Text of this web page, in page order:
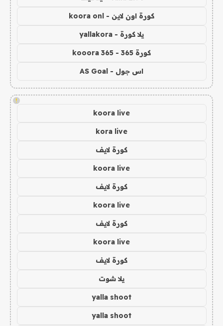
كورة اون لاين - koora onl
يلا كورة - yallakora
كورة 365 - kooora 365
اس جول - AS Goal
!
koora live
kora live
كورة لايف
koora live
كورة لايف
koora live
كورة لايف
koora live
كورة لايف
يلا شوت
yalla shoot
yalla shoot